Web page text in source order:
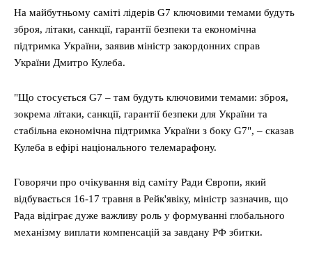
На майбутньому саміті лідерів G7 ключовими темами будуть
зброя, літаки, санкції, гарантії безпеки та економічна
підтримка України, заявив міністр закордонних справ
України Дмитро Кулеба.
"Що стосується G7 – там будуть ключовими темами: зброя,
зокрема літаки, санкції, гарантії безпеки для України та
стабільна економічна підтримка України з боку G7", – сказав
Кулеба в ефірі національного телемарафону.
Говорячи про очікування від саміту Ради Європи, який
відбувається 16-17 травня в Рейк'явіку, міністр зазначив, що
Рада відіграє дуже важливу роль у формуванні глобального
механізму виплати компенсацій за завдану РФ збитки.